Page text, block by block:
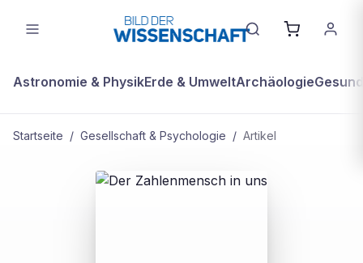
Astronomie & PhysikErde & UmweltArchäologie
Startseite / Gesellschaft & Psychologie / Artikel